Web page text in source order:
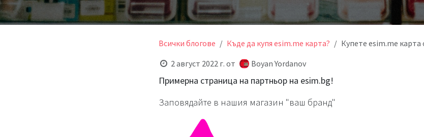
Всички блогове Къде да купя esim.me карта?
Купете esim.me
2 август 2022 г. от Boyan Yordanov
Примерна страница на партньор на esim.bg!
Заповядайте в нашия магазин "ваш бранд"